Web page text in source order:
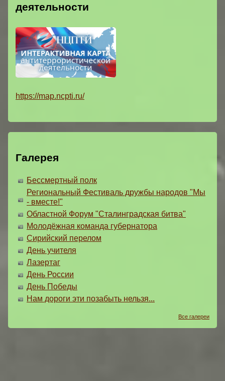
деятельности
https://map.ncpti.ru/
Галерея
Бессмертный полк
Региональный Фестиваль дружбы народов "Мы
- вместе!"
Областной Форум "Сталинградская битва"
Молодёжная команда губернатора
Сирийский перелом
День учителя
Лазертаг
День России
День Победы
Нам дороги эти позабыть нельзя...
Все галереи